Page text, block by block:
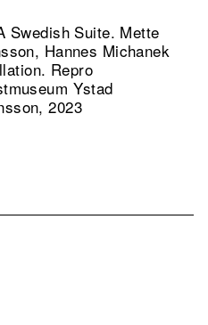
Swedish Suite. Mette
Hannes Michanek
Repro
Ystad
2023